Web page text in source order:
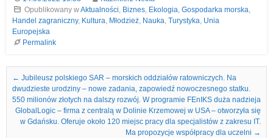
Opublikowany wAktualności, Biznes, Ekologia, Gospodarka morska,
Handel zagraniczny, Kultura, Młodzież, Nauka, Turystyka, Unia
Europejska
Permalink
Nawigacja we wpisach
← Jubileusz polskiego SAR – morskich oddziałów ratowniczych. Na
dwudzieste urodziny – nowe zadania, zapowiedź nowoczesnego statku.
550 milionów złotych na dalszy rozwój. W programie FEnIKS duża nadzieja
GlobalLogic – firma z centralą w Dolinie Krzemowej w USA – otworzyła się
w Gdańsku. Oferuje około 120 miejsc pracy dla specjalistów z zakresu IT.
Ma propozycje współpracy dla uczelni →